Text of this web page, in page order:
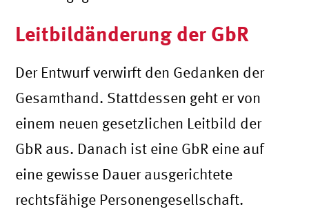
Leitbildänderung der GbR
Der Entwurf verwirft den Gedanken der
Gesamthand. Stattdessen geht er von
einem neuen gesetzlichen Leitbild der
GbR aus. Danach ist eine GbR eine auf
eine gewisse Dauer ausgerichtete
rechtsfähige Personengesellschaft.